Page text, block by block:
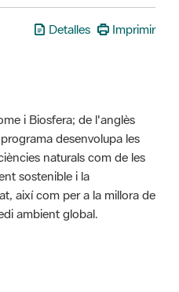
Detalles Imprimir
i Biosfera; de l'anglès
desenvolupa les
naturals com de les
sostenible i la
així com per a la millora de
ambient global.
media es de 0 estrellas de